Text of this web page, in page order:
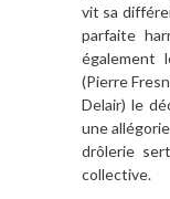
vit sa
parfaite
également
(Pierre
Delair) le
une
drôlerie
collective.